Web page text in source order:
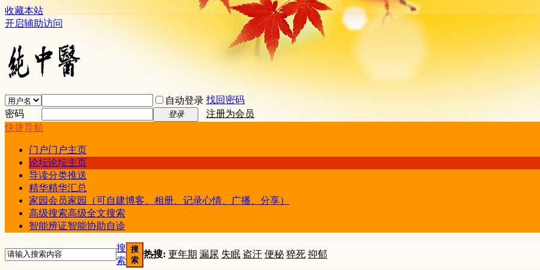
收藏本站
开启辅助访问
自动登录 找回密码
密码
登录
注册为会员
快捷导航
门户门户主页
论坛论坛主页
导读分类推送
精华精华汇总
家园会员家园（可自建博客、相册、记录心情、广播、分享）
高级搜索高级全文搜索
智能辨证智能协助自诊
搜
索
搜
索
热搜: 更年期 漏尿 失眠 盗汗 便秘 猝死 抑郁